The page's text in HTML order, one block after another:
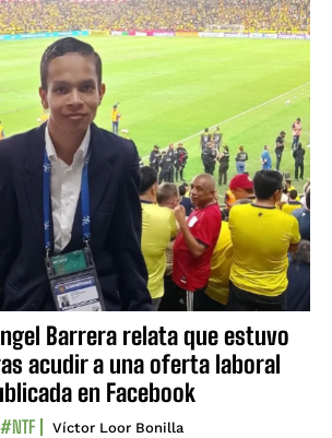
Barrera relata que estuvo
acudir a una oferta laboral
en Facebook
#NTF Víctor Loor Bonilla